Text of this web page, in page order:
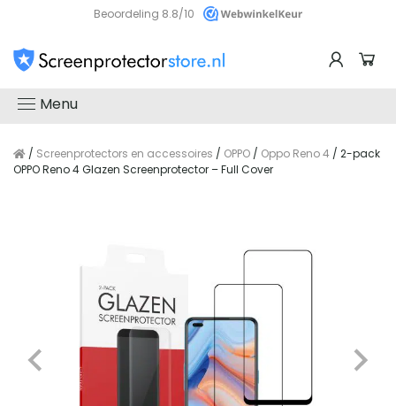
Beoordeling 8.8/10
Menu
/ Screenprotectors en accessoires / OPPO / Oppo Reno 4 / 2-pack
OPPO Reno 4 Glazen Screenprotector – Full Cover